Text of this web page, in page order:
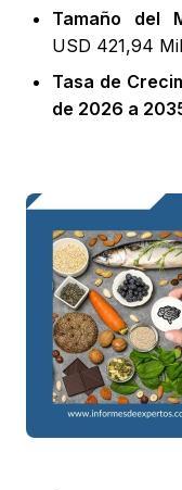
Tamaño del
USD 421,94
Tasa de
de 2026 a